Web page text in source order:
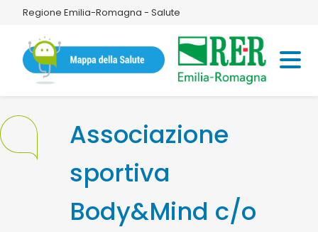
Regione Emilia-Romagna - Salute
Associazione
sportiva
Body&Mind c/o